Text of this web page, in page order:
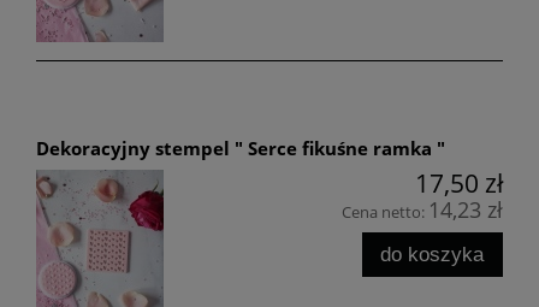
Dekoracyjny stempel " Serce fikuśne ramka "
17,50 zł
Cena netto: 14,23 zł
do koszyka